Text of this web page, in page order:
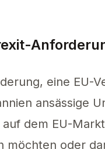
eine EU-
ansässige
dem EU-
möchten oder